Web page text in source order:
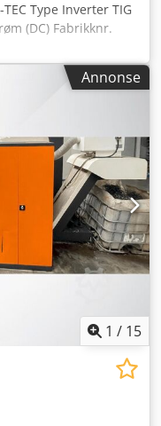
Type Inverter TIG
(DC) Fabrikknr.
Amp. = 60 %
Trinnløst
Tilkobling: 400
med
fjernpotentiometer
- kun likestrøm = DC
L x B x H:
Sveisetesten gir veldig
stål med likestrøm.
Annonse
1 / 15